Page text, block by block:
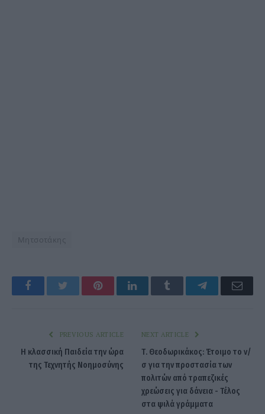
Μητσοτάκης
Facebook Twitter PinterestLinkedIn Tumblr Telegram
PREVIOUS ARTICLE
Η κλασσική Παιδεία την ώρα
της Τεχνητής Νοημοσύνης
NEXT ARTICLE
Τ. Θεοδωρικάκος: Έτοιμο το ν/
σ για την προστασία των
πολιτών από τραπεζικές
χρεώσεις για δάνεια - Τέλος
στα ψιλά γράμματα